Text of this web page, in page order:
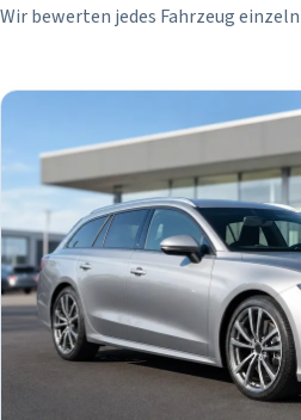
Wir bewerten jedes Fahrzeug